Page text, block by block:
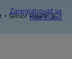
Zaregistrovať sa
Kde kúpiť
staršie dospelé mačky 7+